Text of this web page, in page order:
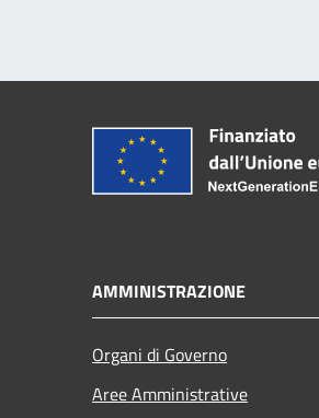
AMMINISTRAZIONE
Organi di Governo
Aree Amministrative